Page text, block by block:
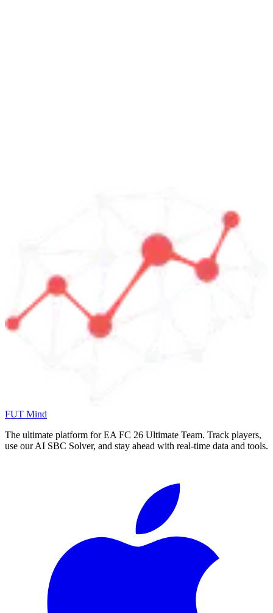
FUT Mind
The ultimate platform for EA FC 26 Ultimate Team. Track players,
use our AI SBC Solver, and stay ahead with real-time data and tools.